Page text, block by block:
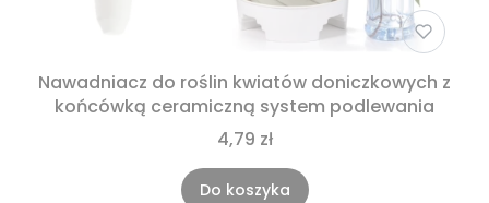
Nawadniacz do roślin kwiatów doniczkowych z
końcówką ceramiczną system podlewania
4,79 zł
Do koszyka